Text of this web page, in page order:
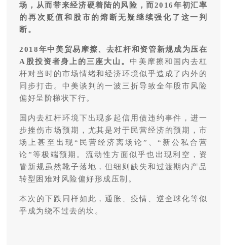
场，从而带来经济硬着陆的风险，而2016年初汇率
的再次贬值和股市的熔断无疑继续强化了这一判
断。
2018年中美贸易摩擦、去杠杆和资管新规成为压在
A股投资者身上的三座大山。中美摩擦和国内去杠
杆对当时的市场情绪和经济环境似乎造成了内外的
同步打击。中美谈判的一波三折导致全年股市风险
偏好呈阶梯状下行。
国内去杠杆环境下出现多起信用债违约事件，进一
步挫伤市场预期，尤其是对于民营经济的预期，市
场上甚至出现“民营经济离场论”、“新公私合营
论”等极端预期。流动性方面似乎也出现利空，资
管新规虽然靴子落地，但细则缺失和过渡期内产品
转型困难对风险偏好形成压制。
本次的下跌同样如此，通胀、疫情、逆全球化等似
乎成为绕不过去的坎。